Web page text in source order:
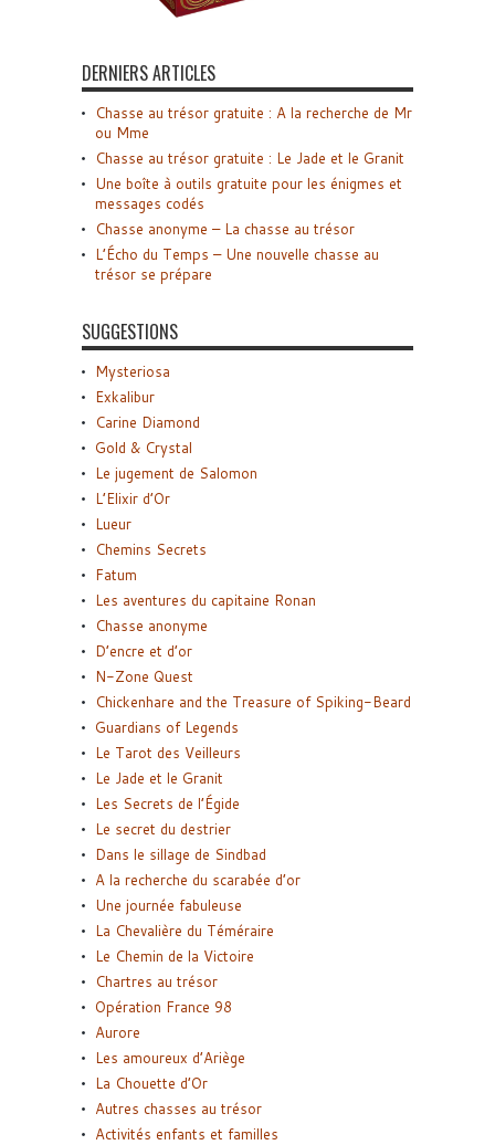
DERNIERS ARTICLES
Chasse au trésor gratuite : A la recherche de Mr
ou Mme
Chasse au trésor gratuite : Le Jade et le Granit
Une boîte à outils gratuite pour les énigmes et
messages codés
Chasse anonyme – La chasse au trésor
L’Écho du Temps – Une nouvelle chasse au
trésor se prépare
SUGGESTIONS
Mysteriosa
Exkalibur
Carine Diamond
Gold & Crystal
Le jugement de Salomon
L’Elixir d’Or
Lueur
Chemins Secrets
Fatum
Les aventures du capitaine Ronan
Chasse anonyme
D’encre et d’or
N-Zone Quest
Chickenhare and the Treasure of Spiking-Beard
Guardians of Legends
Le Tarot des Veilleurs
Le Jade et le Granit
Les Secrets de l’Égide
Le secret du destrier
Dans le sillage de Sindbad
A la recherche du scarabée d’or
Une journée fabuleuse
La Chevalière du Téméraire
Le Chemin de la Victoire
Chartres au trésor
Opération France 98
Aurore
Les amoureux d’Ariège
La Chouette d’Or
Autres chasses au trésor
Activités enfants et familles